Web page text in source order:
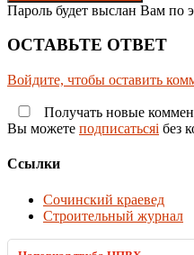
Пароль будет выслан Вам по
ОСТАВЬТЕ ОТВЕТ
Войдите, чтобы оставить
Получать новые
Вы можете подписатьсяi без
Ссылки
Сочинский краевед
Строительный журнал